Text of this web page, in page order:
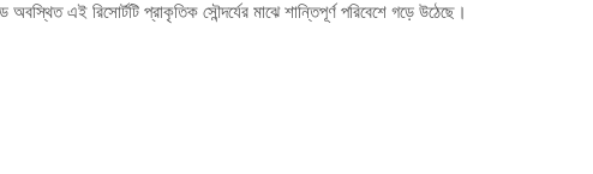
এই রিসোর্টটি প্রাকৃতিক সৌন্দর্যের মাঝে শান্তিপূর্ণ পরিবেশে গড়ে উঠেছে।